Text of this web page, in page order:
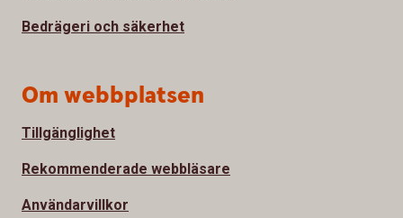
Bedrägeri och säkerhet
Om webbplatsen
Tillgänglighet
Rekommenderade webbläsare
Användarvillkor